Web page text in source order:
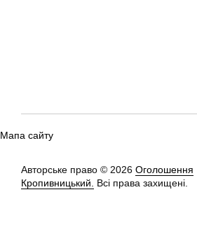
Мапа сайту
Авторське право © 2026 Оголошення
Кропивницький.
Всі права захищені.